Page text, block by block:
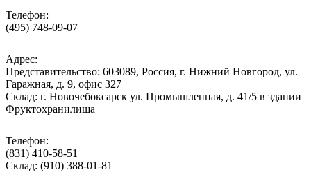
Телефон:
(495) 748-09-07
Адрес:
Представительство: 603089, Россия, г. Нижний Новгород, ул.
Гаражная, д. 9, офис 327
Склад: г. Новочебоксарск ул. Промышленная, д. 41/5 в здании
Фруктохранилища
Телефон:
(831) 410-58-51
Склад: (910) 388-01-81